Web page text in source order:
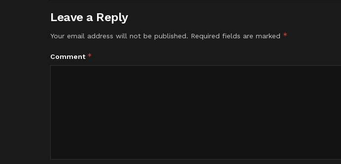
Leave a Reply
Your email address will not be published. Required fields are marked *
Comment *